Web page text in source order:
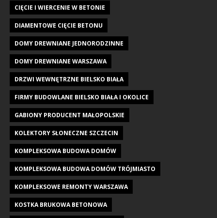
CIĘCIE I WIERCENIE W BETONIE
DIAMENTOWE CIĘCIE BETONU
DOMY DREWNIANE JEDNORODZINNE
DOMY DREWNIANE WARSZAWA
DRZWI WEWNĘTRZNE BIELSKO BIAŁA
FIRMY BUDOWLANE BIELSKO BIAŁA I OKOLICE
GABIONY PRODUCENT MAŁOPOLSKIE
KOLEKTORY SŁONECZNE SZCZECIN
KOMPLEKSOWA BUDOWA DOMÓW
KOMPLEKSOWA BUDOWA DOMÓW TRÓJMIASTO
KOMPLEKSOWE REMONTY WARSZAWA
KOSTKA BRUKOWA BETONOWA